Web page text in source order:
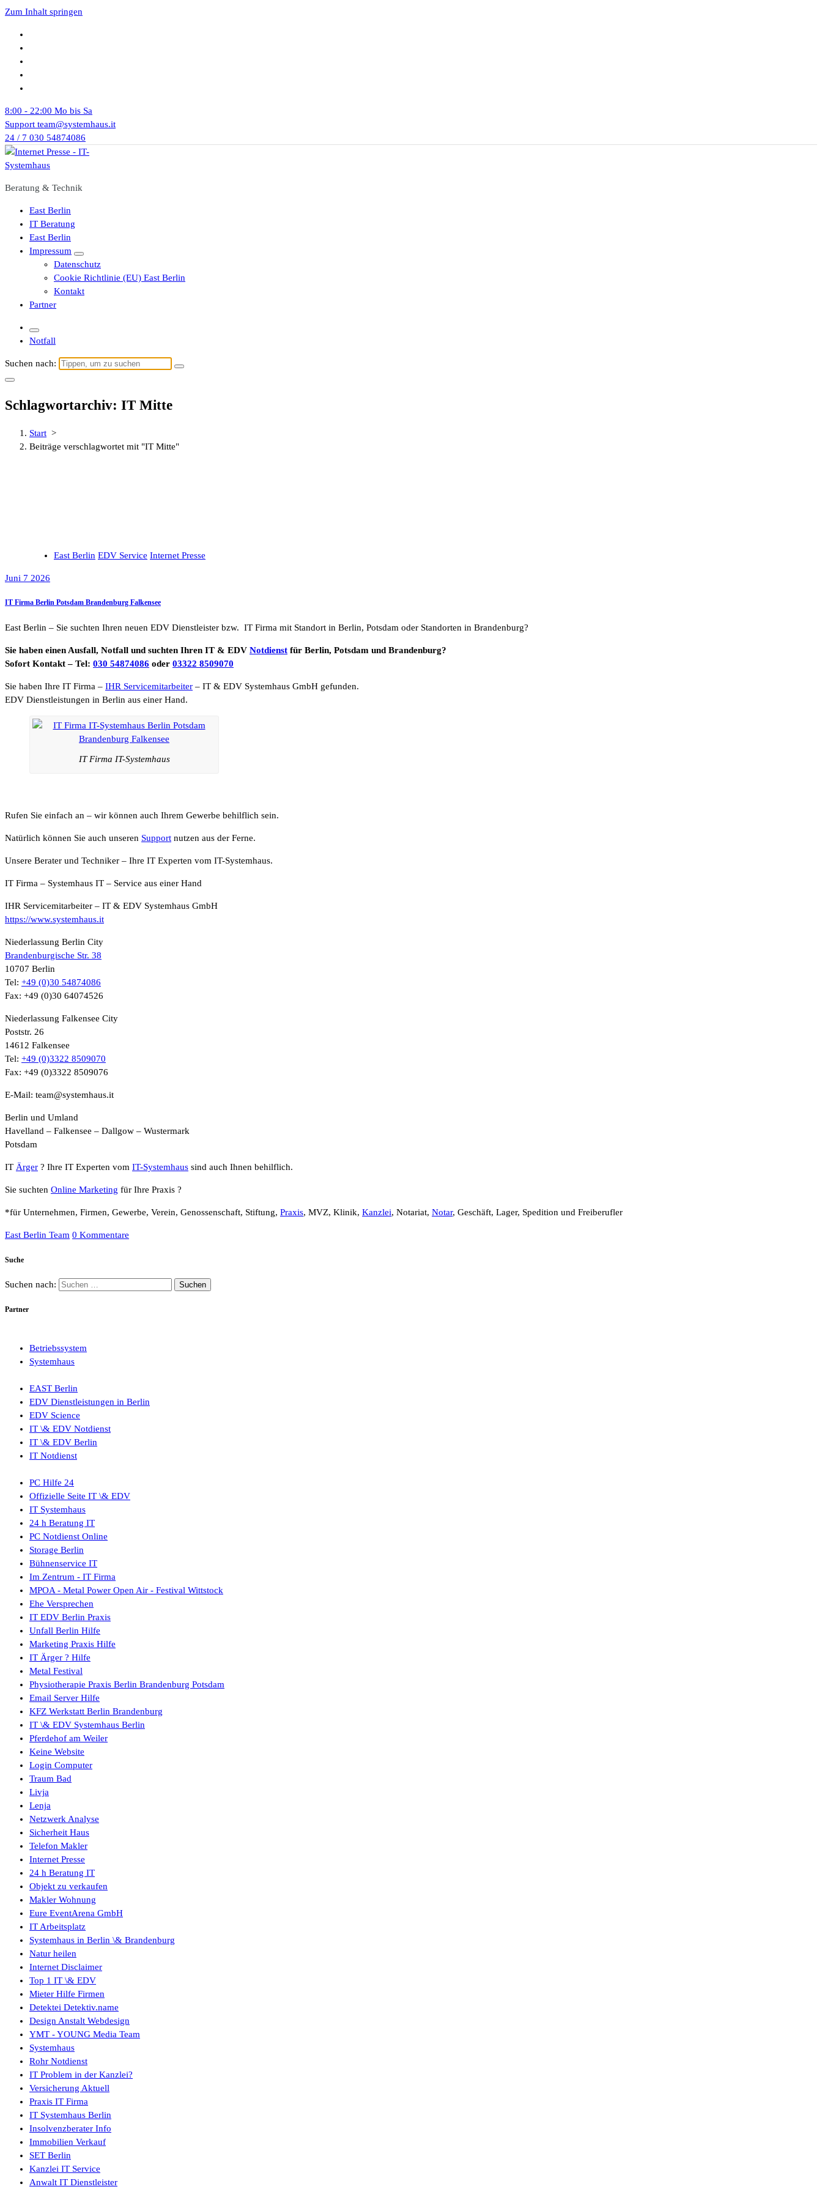
Zum Inhalt springen
8:00 - 22:00 Mo bis Sa
Support team@systemhaus.it
24 / 7 030 54874086
Beratung & Technik
East Berlin
IT Beratung
East Berlin
Impressum
Datenschutz
Cookie Richtlinie (EU) East Berlin
Kontakt
Partner
Notfall
Suchen nach:
Schlagwortarchiv: IT Mitte
Start >
Beiträge verschlagwortet mit "IT Mitte"
East Berlin EDV Service Internet Presse
Juni 7 2026
IT Firma Berlin Potsdam Brandenburg Falkensee
East Berlin – Sie suchten Ihren neuen EDV Dienstleister bzw. IT Firma mit Standort in Berlin, Potsdam oder Standorten in Brandenburg?
Sie haben einen Ausfall, Notfall und suchten Ihren IT & EDV Notdienst für Berlin, Potsdam und Brandenburg?
Sofort Kontakt – Tel: 030 54874086 oder 03322 8509070
Sie haben Ihre IT Firma – IHR Servicemitarbeiter – IT & EDV Systemhaus GmbH gefunden.
EDV Dienstleistungen in Berlin aus einer Hand.
IT Firma IT-Systemhaus
Rufen Sie einfach an – wir können auch Ihrem Gewerbe behilflich sein.
Natürlich können Sie auch unseren Support nutzen aus der Ferne.
Unsere Berater und Techniker – Ihre IT Experten vom IT-Systemhaus.
IT Firma – Systemhaus IT – Service aus einer Hand
IHR Servicemitarbeiter – IT & EDV Systemhaus GmbH
https://www.systemhaus.it
Niederlassung Berlin City
Brandenburgische Str. 38
10707 Berlin
Tel: +49 (0)30 54874086
Fax: +49 (0)30 64074526
Niederlassung Falkensee City
Poststr. 26
14612 Falkensee
Tel: +49 (0)3322 8509070
Fax: +49 (0)3322 8509076
E-Mail: team@systemhaus.it
Berlin und Umland
Havelland – Falkensee – Dallgow – Wustermark
Potsdam
IT Ärger ? Ihre IT Experten vom IT-Systemhaus sind auch Ihnen behilflich.
Sie suchten Online Marketing für Ihre Praxis ?
*für Unternehmen, Firmen, Gewerbe, Verein, Genossenschaft, Stiftung, Praxis, MVZ, Klinik, Kanzlei, Notariat, Notar, Geschäft, Lager, Spedition und Freiberufler
East Berlin Team 0 Kommentare
Suche
Suchen nach:
Partner
Betriebssystem
Systemhaus
EAST Berlin
EDV Dienstleistungen in Berlin
EDV Science
IT \& EDV Notdienst
IT \& EDV Berlin
IT Notdienst
PC Hilfe 24
Offizielle Seite IT \& EDV
IT Systemhaus
24 h Beratung IT
PC Notdienst Online
Storage Berlin
Bühnenservice IT
Im Zentrum - IT Firma
MPOA - Metal Power Open Air - Festival Wittstock
Ehe Versprechen
IT EDV Berlin Praxis
Unfall Berlin Hilfe
Marketing Praxis Hilfe
IT Ärger ? Hilfe
Metal Festival
Physiotherapie Praxis Berlin Brandenburg Potsdam
Email Server Hilfe
KFZ Werkstatt Berlin Brandenburg
IT \& EDV Systemhaus Berlin
Pferdehof am Weiler
Keine Website
Login Computer
Traum Bad
Livja
Lenja
Netzwerk Analyse
Sicherheit Haus
Telefon Makler
Internet Presse
24 h Beratung IT
Objekt zu verkaufen
Makler Wohnung
Eure EventArena GmbH
IT Arbeitsplatz
Systemhaus in Berlin \& Brandenburg
Natur heilen
Internet Disclaimer
Top 1 IT \& EDV
Mieter Hilfe Firmen
Detektei Detektiv.name
Design Anstalt Webdesign
YMT - YOUNG Media Team
Systemhaus
Rohr Notdienst
IT Problem in der Kanzlei?
Versicherung Aktuell
Praxis IT Firma
IT Systemhaus Berlin
Insolvenzberater Info
Immobilien Verkauf
SET Berlin
Kanzlei IT Service
Anwalt IT Dienstleister